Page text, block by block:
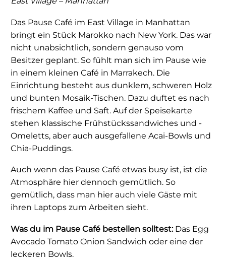
Das Pause Café im East Village in Manhattan
bringt ein Stück Marokko nach New York. Das war
nicht unabsichtlich, sondern genauso vom
Besitzer geplant. So fühlt man sich im Pause wie
in einem kleinen Café in Marrakech. Die
Einrichtung besteht aus dunklem, schweren Holz
und bunten Mosaik-Tischen. Dazu duftet es nach
frischem Kaffee und Saft. Auf der Speisekarte
stehen klassische Frühstückssandwiches und -
Omeletts, aber auch ausgefallene Acai-Bowls und
Chia-Puddings.
Auch wenn das Pause Café etwas busy ist, ist die
Atmosphäre hier dennoch gemütlich. So
gemütlich, dass man hier auch viele Gäste mit
ihren Laptops zum Arbeiten sieht.
Was du im Pause Café bestellen solltest:Das Egg
Avocado Tomato Onion Sandwich oder eine der
leckeren Bowls.